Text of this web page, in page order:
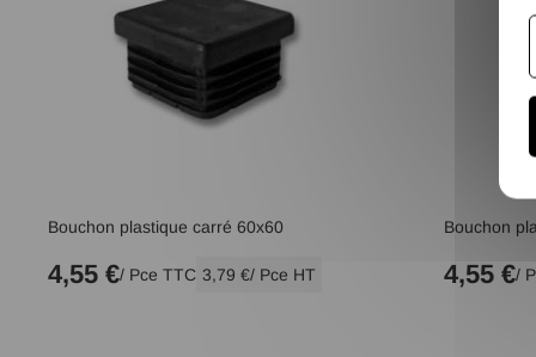
Bouchon plastique carré 60x60
4,55 €/ Pce TTC 3,79 €/ Pce HT
Bouchon
4,55 €/